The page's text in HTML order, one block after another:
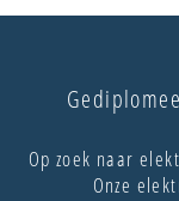
Op zoek naar
Onze